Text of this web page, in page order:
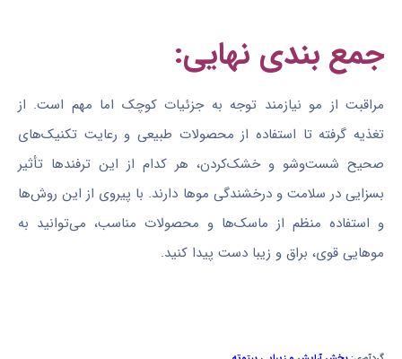
جمع بندی نهایی:
مراقبت از مو نیازمند توجه به جزئیات کوچک اما مهم است. از
تغذیه گرفته تا استفاده از محصولات طبیعی و رعایت تکنیک‌های
صحیح شست‌وشو و خشک‌کردن، هر کدام از این ترفندها تأثیر
بسزایی در سلامت و درخشندگی موها دارند. با پیروی از این روش‌ها
و استفاده منظم از ماسک‌ها و محصولات مناسب، می‌توانید به
موهایی قوی، براق و زیبا دست پیدا کنید.